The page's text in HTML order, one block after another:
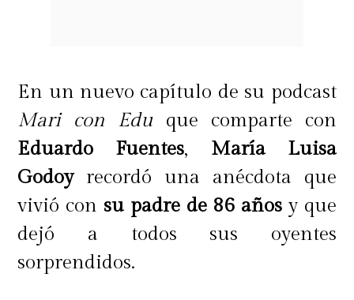
un mito, esta afirmación es una
rareza que se ha comunicado como
norma.
"Algunas mujeres que tienen
relaciones sexuales (sean como ellas
las definan) por primera vez, son
En un nuevo capítulo de su podcast
Mari con Eduque comparte con
Eduardo Fuentes, María Luisa
Godoyrecordó una anécdota que
vivió con su padre de 86 años y que
dejó a todos sus oyentes
sorprendidos.